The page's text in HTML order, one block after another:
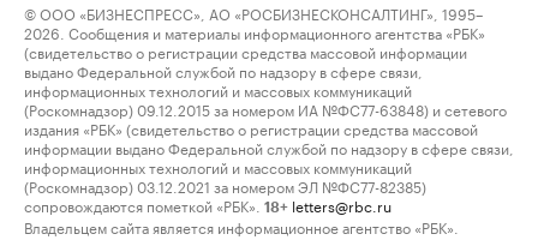
© ООО «БИЗНЕСПРЕСС», АО «РОСБИЗНЕСКОНСАЛТИНГ», 1995–
2026. Сообщения и материалы информационного агентства «РБК»
(свидетельство о регистрации средства массовой информации
выдано Федеральной службой по надзору в сфере связи,
информационных технологий и массовых коммуникаций
(Роскомнадзор) 09.12.2015 за номером ИА №ФС77-63848) и сетевого
издания «РБК» (свидетельство о регистрации средства массовой
информации выдано Федеральной службой по надзору в сфере связи,
информационных технологий и массовых коммуникаций
(Роскомнадзор) 03.12.2021 за номером ЭЛ №ФС77-82385)
сопровождаются пометкой «РБК».
18+ letters@rbc.ru
Владельцем сайта является информационное агентство «РБК».